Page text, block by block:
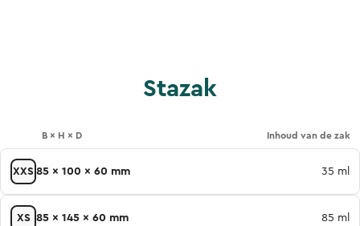
Stazak
B × H × D Inhoud van de zak
XXS 85 x 100 x 60 mm 35 ml
XS 85 x 145 x 60 mm 85 ml